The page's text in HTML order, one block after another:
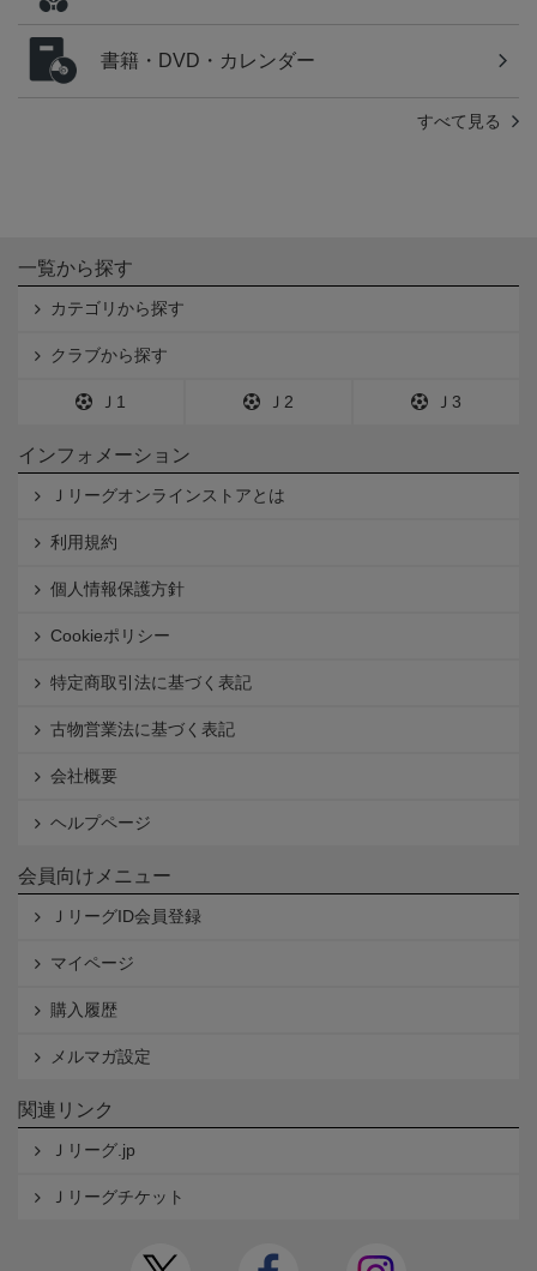
書籍・DVD・カレンダー
すべて見る
一覧から探す
カテゴリから探す
クラブから探す
Ｊ1 Ｊ2 Ｊ3
インフォメーション
Ｊリーグオンラインストアとは
利用規約
個人情報保護方針
Cookieポリシー
特定商取引法に基づく表記
古物営業法に基づく表記
会社概要
ヘルプページ
会員向けメニュー
ＪリーグID会員登録
マイページ
購入履歴
メルマガ設定
関連リンク
Ｊリーグ.jp
Ｊリーグチケット